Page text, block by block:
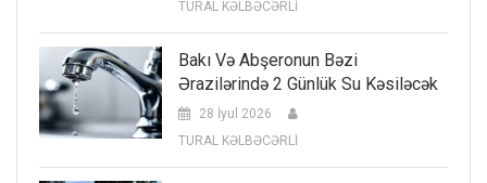
TURAL KƏLBƏCƏRLİ
Bakı Və Abşeronun Bəzi
Ərazilərində 2 Günlük Su Kəsiləcək
28 İyul 2026
TURAL KƏLBƏCƏRLİ